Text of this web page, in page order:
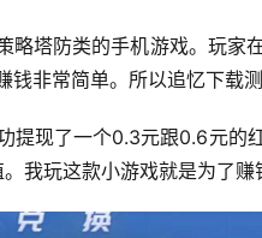
略塔防类的手机游戏。玩家
非常简单。所以追忆下载测
提现了一个0.3元跟0.6元的
我玩这款小游戏就是为了赚